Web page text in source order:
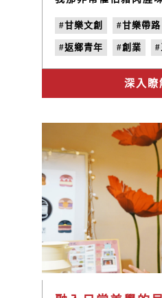
非常害怕任何有腥味
肉，在我成長的記憶
嘗過一口，可是豬肉
方！
#甘樂文創 #甘樂帶路
#返鄉青年 #創業 #
深入瞭